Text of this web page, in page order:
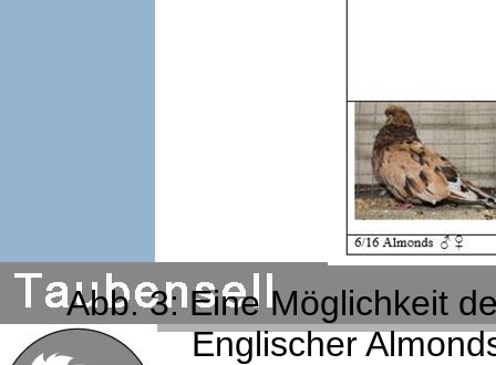
Abb. 3: Eine Möglichkeit
Englischer